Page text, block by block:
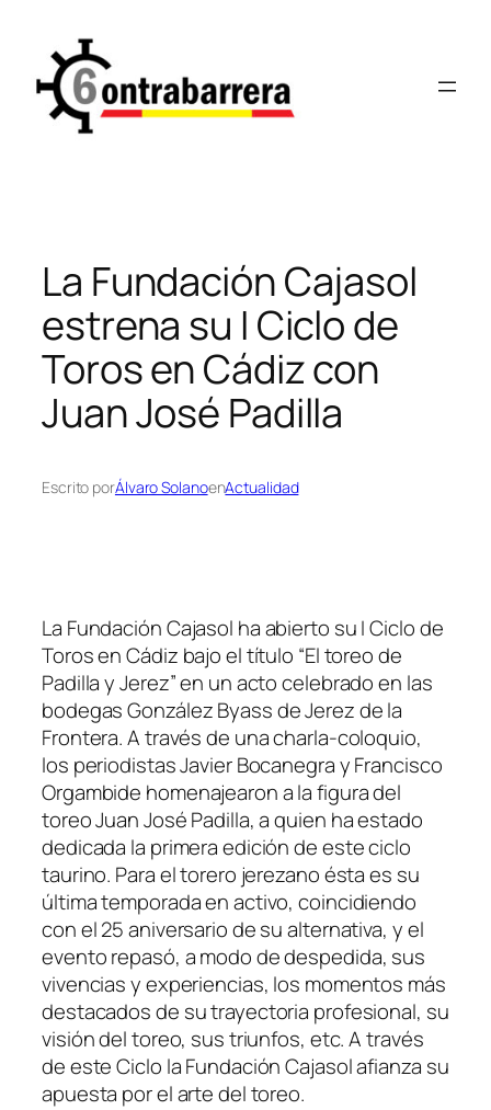
contenido
La Fundación Cajasol
estrena su I Ciclo de
Toros en Cádiz con
Juan José Padilla
Escrito porÁlvaro SolanoenActualidad
La Fundación Cajasol ha abierto su I Ciclo de
Toros en Cádiz bajo el título “El toreo de
Padilla y Jerez” en un acto celebrado en las
bodegas González Byass de Jerez de la
Frontera. A través de una charla-coloquio,
los periodistas Javier Bocanegra y Francisco
Orgambide homenajearon a la figura del
toreo Juan José Padilla, a quien ha estado
dedicada la primera edición de este ciclo
taurino. Para el torero jerezano ésta es su
última temporada en activo, coincidiendo
con el 25 aniversario de su alternativa, y el
evento repasó, a modo de despedida, sus
vivencias y experiencias, los momentos más
destacados de su trayectoria profesional, su
visión del toreo, sus triunfos, etc. A través
de este Ciclo la Fundación Cajasol afianza su
apuesta por el arte del toreo.